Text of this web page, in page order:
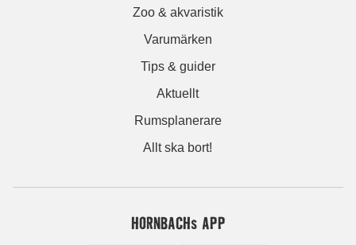
Zoo & akvaristik
Varumärken
Tips & guider
Aktuellt
Rumsplanerare
Allt ska bort!
HORNBACHs APP